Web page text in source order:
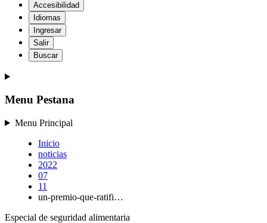
Accesibilidad
Idiomas
Ingresar
Salir
Buscar
Menu Pestana
Menu Principal
Inicio
noticias
2022
07
11
un-premio-que-ratifi…
Especial de seguridad alimentaria